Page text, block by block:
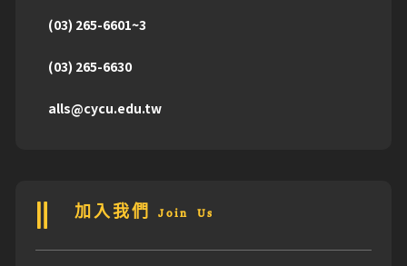
(03) 265-6601~3
(03) 265-6630
alls@cycu.edu.tw
加入我們 Join Us